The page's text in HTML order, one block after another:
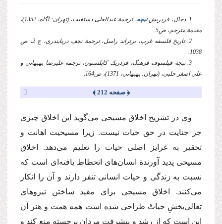
1. دجال، فردریش نیچه
، ترجمة عبدالعلی دستغیب، (تهران: آگاه،‌ 1352)،
مقدمة مترجم، ص5.
2. تاریخ فلسفه غرب، برتراند راسل،‌ ترجمة نجف دریابندری، ج 2، ص
1038.
3. نیچه فیلسوف فرهنگ، فردریك كاپلستون، ترجمة علیرضا بهبهانی و
علی اصغر حلبی، (تهران: بهبهانی، 1371)، ص164.
﴿ صفحه 212 ﴾
‌وی در تشریح اخلاق مسیحی می‌گوید این اخلاق چیزی
جز جنایت در حق حیات نیست. زیرا مسیحیت اهانت و
تحقیر به غرایز اصلی حیات را تعلیم می‌دهد. اخلاق
مسیحی پدید آورندة انسان‌های انحطاط یافته‌ای است كه
نسبت به زندگی و حیات انسانی تنفر دارند و آن را انكار
می‌كنند. اخلاق مسیحی برای مقید ساختن نیروهای
تعالی‌بخشِ حیاتْ طراحی شده است همه همت و هنر آن
این است كه از رشد و پیشرفت مردان برجسته منع كند و